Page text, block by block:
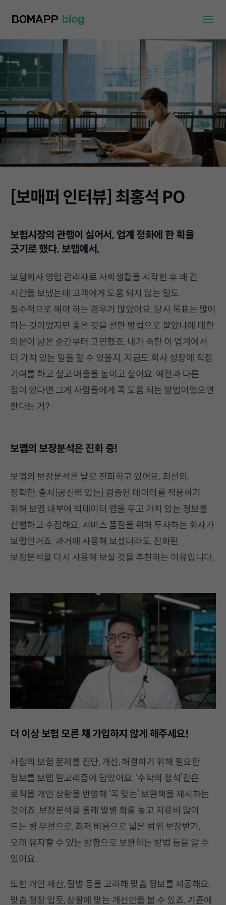
[보매퍼 인터뷰] 최홍석 PO
보험시장의 관행이 싫어서, 업계 정화에 한 획을
긋기로 했다. 보맵에서.
보험회사 영업 관리자로 사회생활을 시작한 후 꽤 긴
시간을 보냈는데 고객에게 도움 되지 않는 일도
필수적으로 해야 하는 경우가 많았어요. 당시 목표는 많이
파는 것이었지만 좋은 것을 선한 방법으로 팔았냐에 대한
의문이 남은 순간부터 고민했죠. 내가 속한 이 업계에서
더 가치 있는 일을 할 수 있을지. 지금도 회사 성장에 직접
기여를 하고 싶고 매출을 높이고 싶어요. 예전과 다른
점이 있다면 그게 사람들에게 꼭 도움 되는 방법이었으면
한다는 거?
보맵의 보장분석은 진화 중!
보맵의 보장분석은 날로 진화하고 있어요. 최신의,
정확한, 출처(공신력 있는) 검증된 데이터를 적용하기
위해 보맵 내부에 빅데이터 랩을 두고 가치 있는 정보를
선별하고 수집해요. 서비스 품질을 위해 투자하는 회사가
보맵인거죠. 과거에 사용해 보셨더라도, 진화된
보장분석을 다시 사용해 보실 것을 추천하는 이유입니다.
더 이상 보험 모른 채 가입하지 않게 해주세요!
사람의 보험 문제를 진단, 개선, 해결하기 위해 필요한
정보를 보맵 알고리즘에 담았어요. ‘수학의 정석’같은
로직을 개인 상황을 반영해 ‘꼭 맞는’ 보완책을 제시하는
것이죠. 보장분석을 통해 발병 확률 높고 치료비 많이
드는 병 우선으로, 최저 비용으로 넓은 범위 보장받기,
오래 유지할 수 있는 방향으로 보완하는 방법 등을 알 수
있어요.
또한 개인 재산, 질병 등을 고려해 맞춤 정보를 제공해요.
맞춤 정장 입듯, 상황에 맞는 개선안을 볼 수 있죠. 기존에